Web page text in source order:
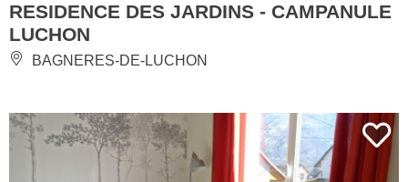
RESIDENCE DES JARDINS - CAMPANULE
LUCHON
BAGNERES-DE-LUCHON